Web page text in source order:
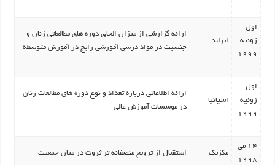
اول
ژوئیه
1999
ایرلند
ارائه گزارشی از میزان الحاق دوره های مطالعاتی زنان و
جنسیت در مواد درسی آموزشی رایج در آموزش متوسطه
اول
ژوئیه
1999
اسپانیا
ارائه اطلاعاتی درباره تعداد و نوع دوره های مطالعات زنان
در موسسات آموزش عالی
14 می
1998
مکزیک استقبال از ترویج منصفانه تر ثروت در میان جمعیت